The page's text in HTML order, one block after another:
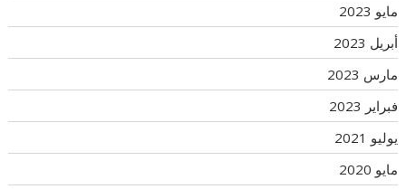
مايو 2023
أبريل 2023
مارس 2023
فبراير 2023
يوليو 2021
مايو 2020